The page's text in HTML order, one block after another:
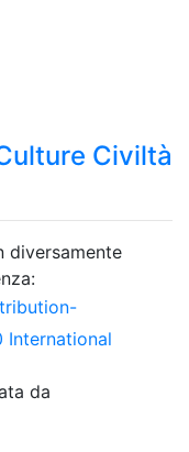
Civiltà
diversamente
International
da